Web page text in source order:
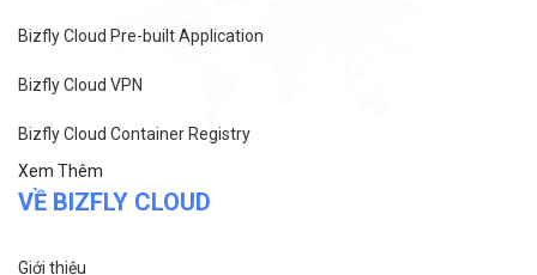
Bizfly Cloud Pre-built Application
Bizfly Cloud VPN
Bizfly Cloud Container Registry
Xem Thêm
VỀ BIZFLY CLOUD
Giới thiệu